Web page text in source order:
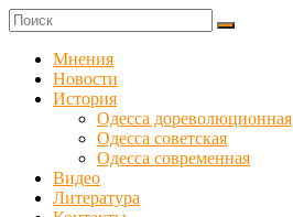
Skip
to
content
Куликовец
Сайт
одесского
сопротивления
Мнения
Новости
История
Одесса дореволюционная
Одесса советская
Одесса современная
Видео
Литература